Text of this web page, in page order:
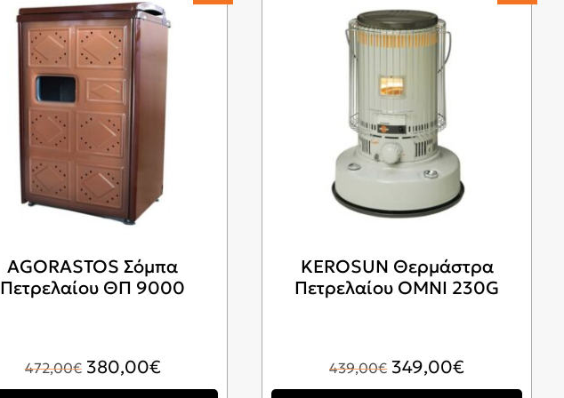
AGORASTOS Σόμπα
Πετρελαίου ΘΠ 9000
472,00€ Original
price
380,00€Η
τρέχουσα
KEROSUN Θερμάστρα
Πετρελαίου OMNI 230G
439,00€ Original
price
349,00€Η
τρέχουσα